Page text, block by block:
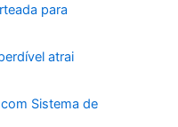
para
atrai
Sistema de